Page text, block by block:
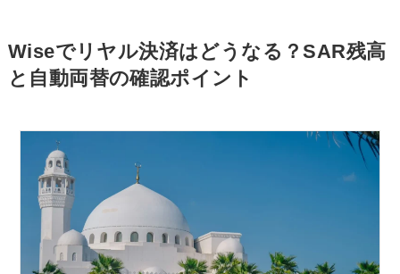
Wiseでリヤル決済はどうなる？SAR残高
と自動両替の確認ポイント